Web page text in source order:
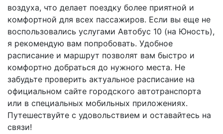
воздуха, что делает поездку более приятной и
комфортной для всех пассажиров. Если вы еще не
воспользовались услугами Автобус 10 (на Юность),
я рекомендую вам попробовать. Удобное
расписание и маршрут позволят вам быстро и
комфортно добраться до нужного места. Не
забудьте проверить актуальное расписание на
официальном сайте городского автотранспорта
или в специальных мобильных приложениях.
Путешествуйте с удовольствием и оставайтесь на
связи!